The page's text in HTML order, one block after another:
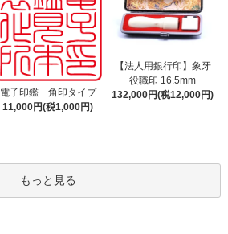
電子印鑑 角印タイプ
11,000円(税1,000円)
【法人用銀行印】象牙
役職印 16.5mm
132,000円(税12,000円)
もっと見る